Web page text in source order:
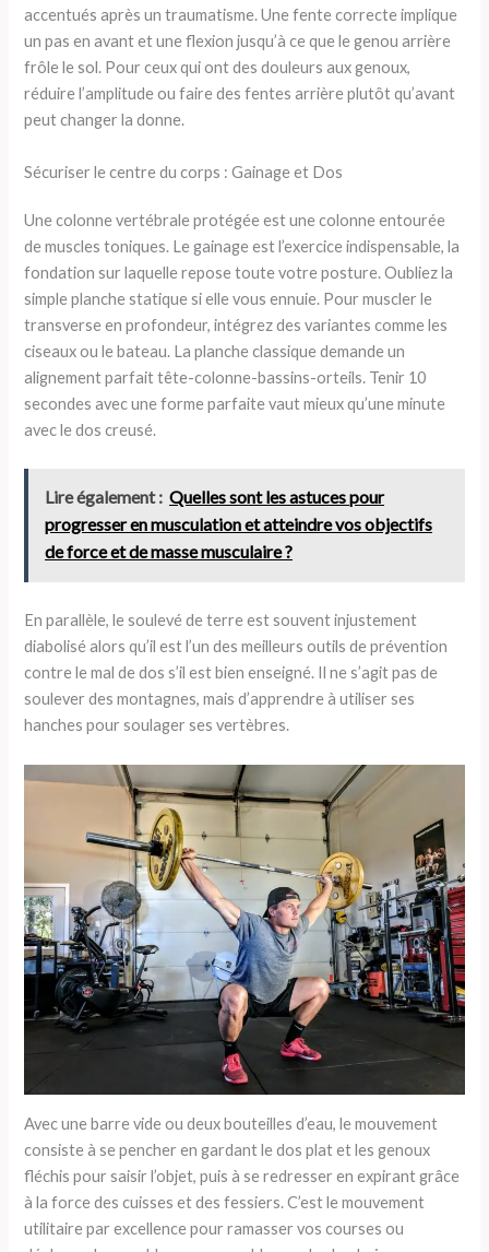
accentués après un traumatisme. Une fente correcte implique
un pas en avant et une flexion jusqu’à ce que le genou arrière
frôle le sol. Pour ceux qui ont des douleurs aux genoux,
réduire l’amplitude ou faire des fentes arrière plutôt qu’avant
peut changer la donne.
Sécuriser le centre du corps : Gainage et Dos
Une colonne vertébrale protégée est une colonne entourée
de muscles toniques. Le gainage est l’exercice indispensable, la
fondation sur laquelle repose toute votre posture. Oubliez la
simple planche statique si elle vous ennuie. Pour muscler le
transverse en profondeur, intégrez des variantes comme les
ciseaux ou le bateau. La planche classique demande un
alignement parfait tête-colonne-bassins-orteils. Tenir 10
secondes avec une forme parfaite vaut mieux qu’une minute
avec le dos creusé.
Lire également : Quelles sont les astuces pour
progresser en musculation et atteindre vos objectifs
de force et de masse musculaire ?
En parallèle, le soulevé de terre est souvent injustement
diabolisé alors qu’il est l’un des meilleurs outils de prévention
contre le mal de dos s’il est bien enseigné. Il ne s’agit pas de
soulever des montagnes, mais d’apprendre à utiliser ses
hanches pour soulager ses vertèbres.
Avec une barre vide ou deux bouteilles d’eau, le mouvement
consiste à se pencher en gardant le dos plat et les genoux
fléchis pour saisir l’objet, puis à se redresser en expirant grâce
à la force des cuisses et des fessiers. C’est le mouvement
utilitaire par excellence pour ramasser vos courses ou